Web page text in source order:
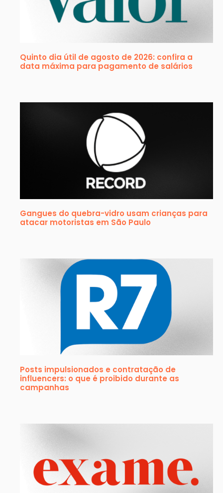
Quinto dia útil de agosto de 2026: confira a
data máxima para pagamento de salários
Gangues do quebra-vidro usam crianças para
atacar motoristas em São Paulo
Posts impulsionados e contratação de
influencers: o que é proibido durante as
campanhas